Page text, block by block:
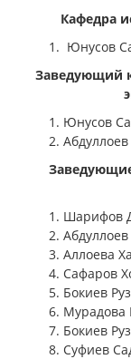
Кафедра
Юнусов
Заведующий
Юнусов
Шарифов
Аллоева
Сафаров
Бокиев
Мурадова
Бокиев
Суфиев